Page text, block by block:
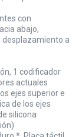
con
abajo,
desplazamiento a
1 codificador
actuales
ejes superior e
de los ejes
silicona